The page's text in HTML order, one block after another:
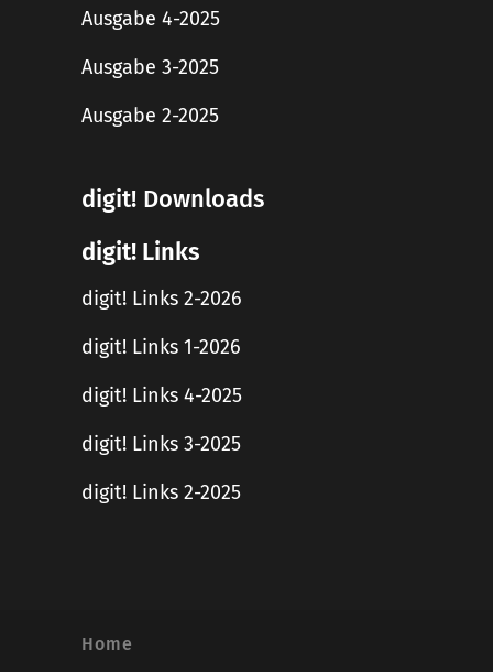
Ausgabe 4-2025
Ausgabe 3-2025
Ausgabe 2-2025
digit! Downloads
digit! Links
digit! Links 2-2026
digit! Links 1-2026
digit! Links 4-2025
digit! Links 3-2025
digit! Links 2-2025
Home